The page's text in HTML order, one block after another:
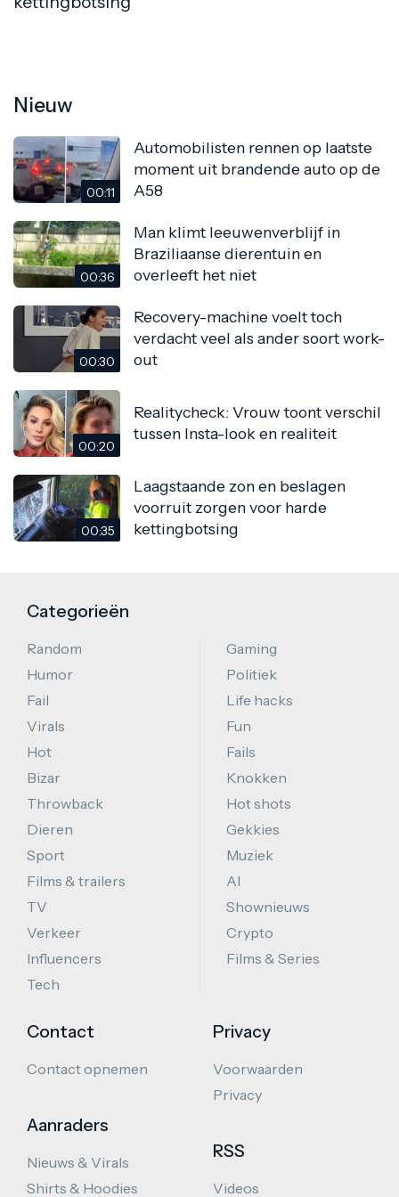
Nieuw
00:11
Automobilisten rennen op laatste
moment uit brandende auto op de
A58
00:36
Man klimt leeuwenverblijf in
Braziliaanse dierentuin en
overleeft het niet
00:30
Recovery-machine voelt toch
verdacht veel als ander soort work-
out
00:20
Realitycheck: Vrouw toont verschil
tussen Insta-look en realiteit
00:35
Laagstaande zon en beslagen
voorruit zorgen voor harde
kettingbotsing
Categorieën
Random
Humor
Fail
Virals
Hot
Bizar
Throwback
Dieren
Sport
Films & trailers
TV
Verkeer
Influencers
Tech
Gaming
Politiek
Life hacks
Fun
Fails
Knokken
Hot shots
Gekkies
Muziek
AI
Shownieuws
Crypto
Films & Series
Contact
Contact opnemen
Aanraders
Nieuws & Virals
Shirts & Hoodies
Privacy
Voorwaarden
Privacy
RSS
Videos